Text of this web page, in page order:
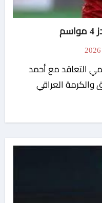
والكرمة العراقي